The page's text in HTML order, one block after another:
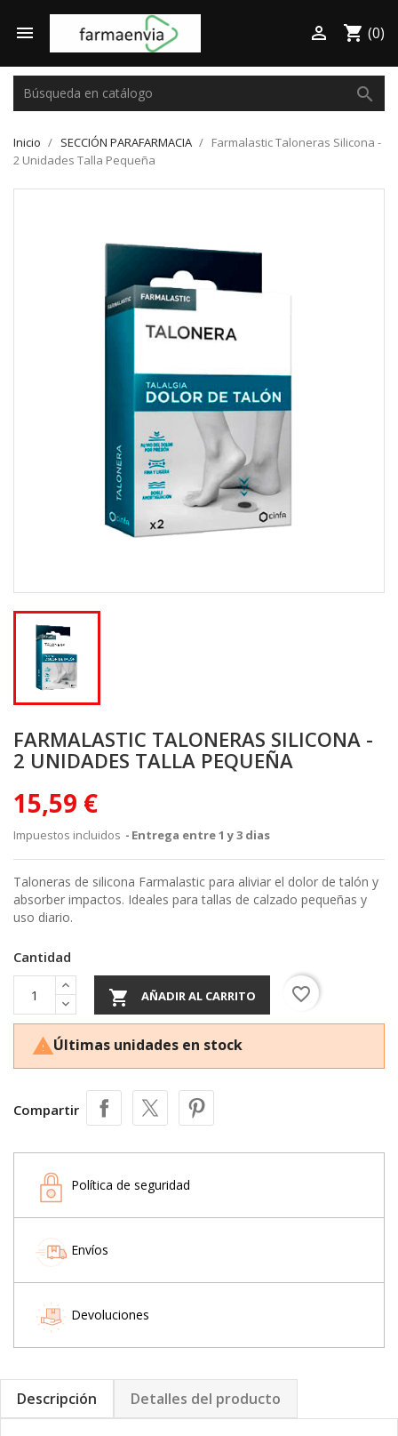
 shopping_cart (0)

search
Inicio SECCIÓN PARAFARMACIA
Farmalastic Taloneras Silicona -
2 Unidades Talla Pequeña
FARMALASTIC TALONERAS SILICONA -
2 UNIDADES TALLA PEQUEÑA
15,59 €
Impuestos incluidos Entrega entre 1 y 3 dias
Taloneras de silicona Farmalastic para aliviar el dolor de talón y
absorber impactos. Ideales para tallas de calzado pequeñas y
uso diario.
Cantidad
 AÑADIR AL CARRITO favorite_border
Últimas unidades en stock
Compartir
Política de seguridad
Envíos
Devoluciones
Descripción Detalles del producto